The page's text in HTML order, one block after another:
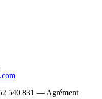
540 831 — Agrément